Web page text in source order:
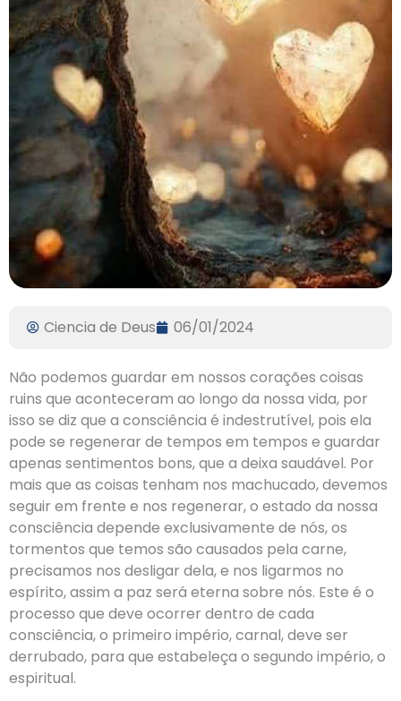
Ciencia de Deus 06/01/2024
Não podemos guardar em nossos corações coisas
ruins que aconteceram ao longo da nossa vida, por
isso se diz que a consciência é indestrutível, pois ela
pode se regenerar de tempos em tempos e guardar
apenas sentimentos bons, que a deixa saudável. Por
mais que as coisas tenham nos machucado, devemos
seguir em frente e nos regenerar, o estado da nossa
consciência depende exclusivamente de nós, os
tormentos que temos são causados pela carne,
precisamos nos desligar dela, e nos ligarmos no
espírito, assim a paz será eterna sobre nós. Este é o
processo que deve ocorrer dentro de cada
consciência, o primeiro império, carnal, deve ser
derrubado, para que estabeleça o segundo império, o
espiritual.